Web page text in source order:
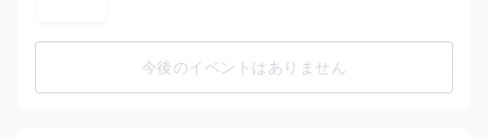
今後のイベントはありません